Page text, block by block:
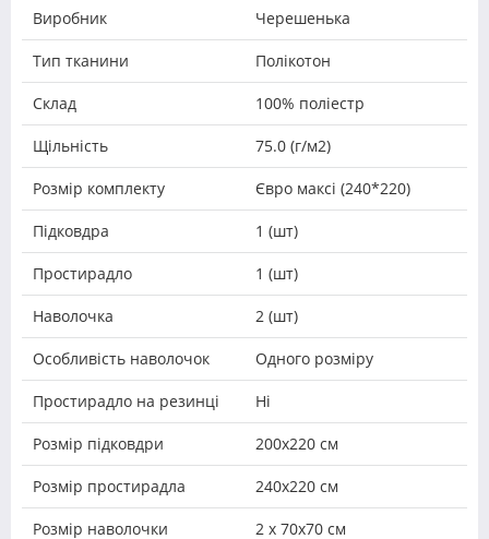
Виробник Черешенька
Тип тканини Полікотон
Склад 100% поліестр
Щільність 75.0 (г/м2)
Розмір комплекту Євро максі (240*220)
Підковдра 1 (шт)
Простирадло 1 (шт)
Наволочка 2 (шт)
Особливість наволочок Одного розміру
Простирадло на резинці Ні
Розмір підковдри 200х220 см
Розмір простирадла 240х220 см
Розмір наволочки 2 х 70х70 см